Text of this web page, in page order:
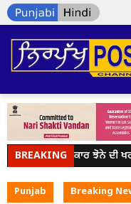
BREAKING
ਕੇਂਦਰ ਸਰਕਾਰ ਝੋਨੇ ਦੀ
Punjab Breaking